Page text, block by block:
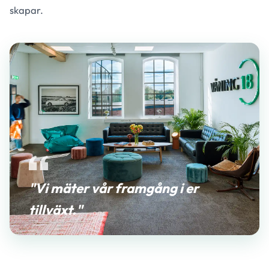
skapar.
"Vi mäter vår framgång i er
tillväxt."